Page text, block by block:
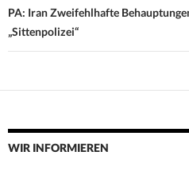
PA: Iran Zweifehlhafte
„Sittenpolizei“
WIR INFORMIEREN